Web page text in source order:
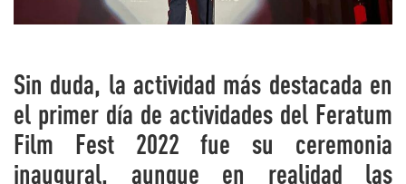
Sin duda, la actividad más destacada en
el primer día de actividades del Feratum
Film Fest 2022 fue su ceremonia
inaugural, aunque en realidad las